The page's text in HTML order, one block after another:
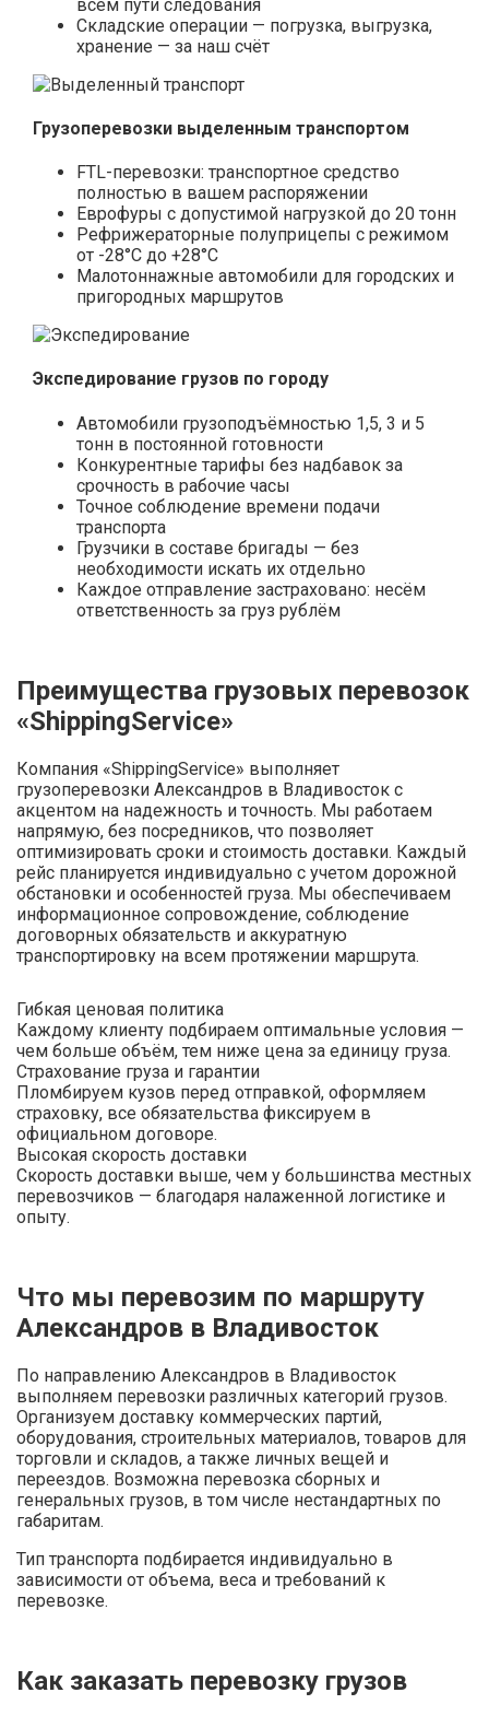
всём пути следования
Складские операции — погрузка, выгрузка,
хранение — за наш счёт
Грузоперевозки выделенным транспортом
FTL-перевозки: транспортное средство
полностью в вашем распоряжении
Еврофуры с допустимой нагрузкой до 20 тонн
Рефрижераторные полуприцепы с режимом
от -28°С до +28°С
Малотоннажные автомобили для городских и
пригородных маршрутов
Экспедирование грузов по городу
Автомобили грузоподъёмностью 1,5, 3 и 5
тонн в постоянной готовности
Конкурентные тарифы без надбавок за
срочность в рабочие часы
Точное соблюдение времени подачи
транспорта
Грузчики в составе бригады — без
необходимости искать их отдельно
Каждое отправление застраховано: несём
ответственность за груз рублём
Преимущества грузовых перевозок
«ShippingService»
Компания «ShippingService» выполняет
грузоперевозки Александров в Владивосток с
акцентом на надежность и точность. Мы работаем
напрямую, без посредников, что позволяет
оптимизировать сроки и стоимость доставки. Каждый
рейс планируется индивидуально с учетом дорожной
обстановки и особенностей груза. Мы обеспечиваем
информационное сопровождение, соблюдение
договорных обязательств и аккуратную
транспортировку на всем протяжении маршрута.
Гибкая ценовая политика
Каждому клиенту подбираем оптимальные условия —
чем больше объём, тем ниже цена за единицу груза.
Страхование груза и гарантии
Пломбируем кузов перед отправкой, оформляем
страховку, все обязательства фиксируем в
официальном договоре.
Высокая скорость доставки
Скорость доставки выше, чем у большинства местных
перевозчиков — благодаря налаженной логистике и
опыту.
Что мы перевозим по маршруту
Александров в Владивосток
По направлению Александров в Владивосток
выполняем перевозки различных категорий грузов.
Организуем доставку коммерческих партий,
оборудования, строительных материалов, товаров для
торговли и складов, а также личных вещей и
переездов. Возможна перевозка сборных и
генеральных грузов, в том числе нестандартных по
габаритам.
Тип транспорта подбирается индивидуально в
зависимости от объема, веса и требований к
перевозке.
Как заказать перевозку грузов